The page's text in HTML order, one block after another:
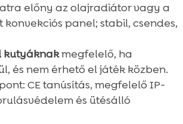
előny az olajradiátor vagy a
panel; stabil, csendes,
kutyáknakmegfelelő, ha
és nem érhető el játék közben.
CE tanúsítás, megfelelő IP-
és ütésálló